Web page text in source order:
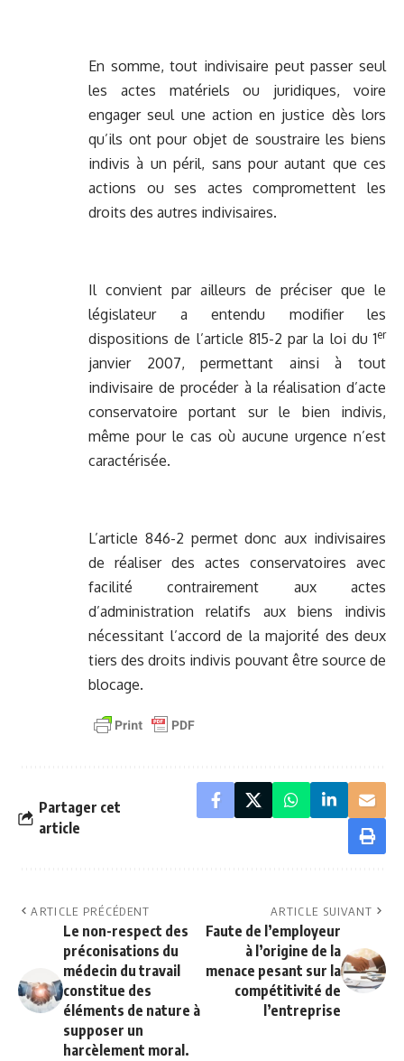
En somme, tout indivisaire peut passer seul
les actes matériels ou juridiques, voire
engager seul une action en justice dès lors
qu’ils ont pour objet de soustraire les biens
indivis à un péril, sans pour autant que ces
actions ou ses actes compromettent les
droits des autres indivisaires.
Il convient par ailleurs de préciser que le
législateur a entendu modifier les
dispositions de l’article 815-2 par la loi du 1er
janvier 2007, permettant ainsi à tout
indivisaire de procéder à la réalisation d’acte
conservatoire portant sur le bien indivis,
même pour le cas où aucune urgence n’est
caractérisée.
L’article 846-2 permet donc aux indivisaires
de réaliser des actes conservatoires avec
facilité contrairement aux actes
d’administration relatifs aux biens indivis
nécessitant l’accord de la majorité des deux
tiers des droits indivis pouvant être source de
blocage.
Partager cet
article
ARTICLE PRÉCÉDENT
Le non-respect des
préconisations du
médecin du travail
constitue des
éléments de nature à
supposer un
harcèlement moral.
ARTICLE SUIVANT
Faute de l’employeur
à l’origine de la
menace pesant sur la
compétitivité de
l’entreprise